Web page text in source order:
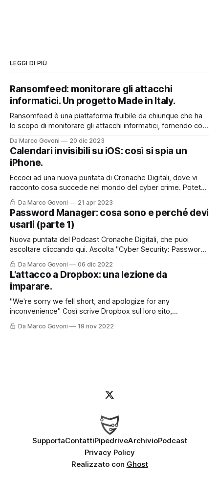
LEGGI DI PIÙ
Ransomfeed: monitorare gli attacchi
informatici. Un progetto Made in Italy.
Ransomfeed è una piattaforma fruibile da chiunque che ha
lo scopo di monitorare gli attacchi informatici, fornendo così
security, ma non solo. E' anche uno strumento divulgativo
che permette a tutti quanti di poter accedere ad
informazioni che spesso
Da Marco Govoni 20 dic 2023
Calendari invisibili su iOS: così si spia un
iPhone.
Eccoci ad una nuova puntata di Cronache Digitali, dove vi
racconto cosa succede nel mondo del cyber crime. Potete
asoltare la puntata sul mio Podcast, cliccando qui o nel box
sottostante, oppure, continuare a leggere per trovare tutti i
riferimenti ed i link presenti nella storia del podcast di oggi.
Da Marco Govoni 21 apr 2023
Password Manager: cosa sono e perché devi
usarli (parte 1)
Nuova puntata del Podcast Cronache Digitali, che puoi
ascoltare cliccando qui. Ascolta "Cyber Security: Password
Manager. Cosa sono e perché devi usarli." su Spreaker.
Oggi vi lascio anche il contributo con questo post perché
l'argomento è molto interessante e certamente andrà
Da Marco Govoni 06 dic 2022
L'attacco a Dropbox: una lezione da
imparare.
"We're sorry we fell short, and apologize for any
inconvenience" Così scrive Dropbox sul loro sito,
raccontando come sia stato possibile - e come sia stato
gestito - un recente attacco informatico. Ma partiamo
Da Marco Govoni 19 nov 2022
SupportaContattiPipedriveArchivioPodcast
Privacy Policy
Realizzato con Ghost